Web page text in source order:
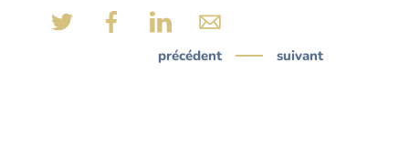
précédent suivant